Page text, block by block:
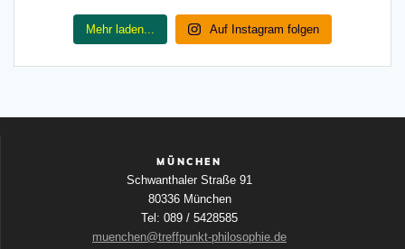
Mehr laden... Auf Instagram folgen
MÜNCHEN
Schwanthaler Straße 91
80336 München
Tel: 089 / 5428585
muenchen@treffpunkt-philosophie.de